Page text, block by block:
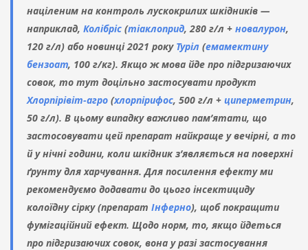
націленим на контроль лускокрилих шкідників —
наприклад, Колібріс (тіаклоприд, 280 г/л + новалурон,
120 г/л) або новинці 2021 року Туріл (емамектину
бензоат, 100 г/кг). Якщо ж мова йде про підгризаючих
совок, то тут доцільно застосувати продукт
Хлорпірівіт-агро (хлорпірифос, 500 г/л + циперметрин,
50 г/л). В цьому випадку важливо пам’ятати, що
застосовувати цей препарат найкраще у вечірні, а то
й у нічні години, коли шкідник з’являється на поверхні
ґрунту для харчування. Для посилення ефекту ми
рекомендуємо додавати до цього інсектициду
колоїдну сірку (препарат Інферно), щоб покращити
фумігаційний ефект. Щодо норм, то, якщо йдеться
про підгризаючих совок, вона у разі застосування